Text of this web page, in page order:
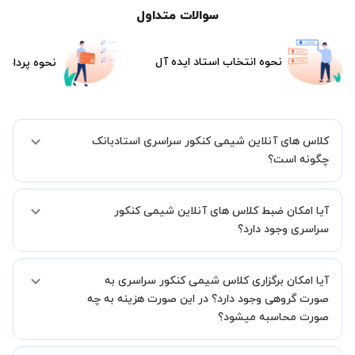
سوالات متداول
نحوه انتخاب استاد ایده آل نحوه
کلاس های آنلاین شیمی کنکور سراسری استادبانک
چگونه است؟
شما میدهیم که استاد شما پیش از جلسه تمامی موارد لازم برای برگزاری
یک کلاس آنلاین با کیفیت و مفید را به شما توضیح خواهند داد.
آیا امکان ضبط کلاس های آنلاین شیمی کنکور
سراسری وجود دارد؟
کنید.
آیا امکان برگزاری کلاس شیمی کنکور سراسری به
صورت گروهی وجود دارد؟ در این صورت هزینه به چه
صورت محاسبه میشود؟